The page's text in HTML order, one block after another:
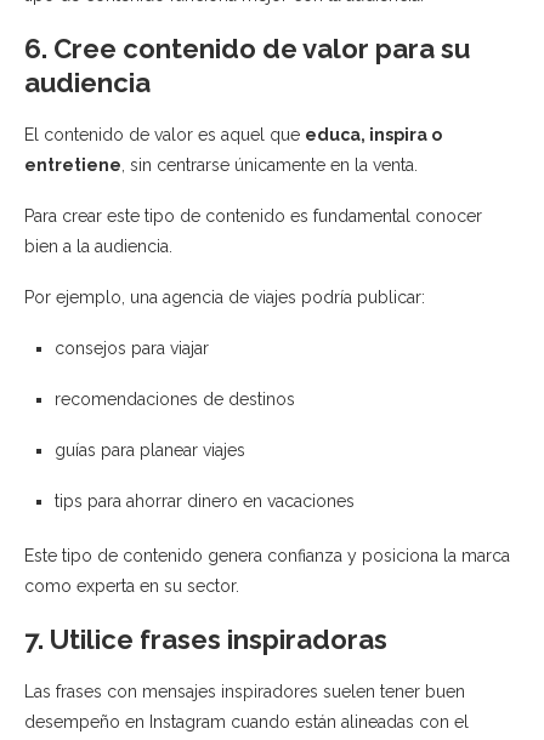
6. Cree contenido de valor para su
audiencia
El contenido de valor es aquel que educa, inspira o
entretiene , sin centrarse únicamente en la venta.
Para crear este tipo de contenido es fundamental conocer
bien a la audiencia.
Por ejemplo, una agencia de viajes podría publicar:
consejos para viajar
recomendaciones de destinos
guías para planear viajes
tips para ahorrar dinero en vacaciones
Este tipo de contenido genera confianza y posiciona la marca
como experta en su sector.
7. Utilice frases inspiradoras
Las frases con mensajes inspiradores suelen tener buen
desempeño en Instagram cuando están alineadas con el